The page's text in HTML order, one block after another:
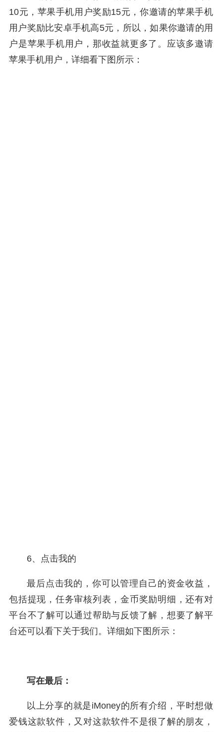
10元，苹果手机用户奖励15元，你邀请的苹果手机
用户奖励比安卓手机高5元，所以，如果你邀请的用
户是苹果手机用户，那收益就更多了。应该多邀请
苹果手机用户，详细看下图所示：
6、点击我的
最后点击我的，你可以管理自己的资金收益，
包括提现，任务审核列表，金币奖励明细，还有对
平台不了解可以通过帮助与反馈了解，想要了解平
台还可以看下关于我们。详细如下图所示：
写在最后：
以上分享的就是iMoney的所有介绍，平时想做
爱钱这款软件，又对这款软件不是很了解的朋友，